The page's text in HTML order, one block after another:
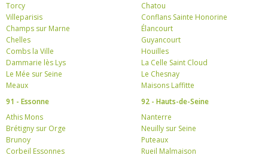
Torcy
Villeparisis
Champs sur Marne
Chelles
Combs la Ville
Dammarie lès Lys
Le Mée sur Seine
Meaux
Chatou
Conflans Sainte Honorine
Élancourt
Guyancourt
Houilles
La Celle Saint Cloud
Le Chesnay
Maisons Laffitte
91 - Essonne
Athis Mons
Brétigny sur Orge
Brunoy
Corbeil Essonnes
92 - Hauts-de-Seine
Nanterre
Neuilly sur Seine
Puteaux
Rueil Malmaison